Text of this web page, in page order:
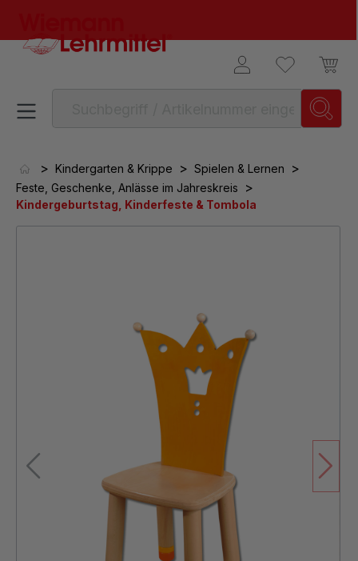
> Kindergarten & Krippe > Spielen & Lernen >
Feste, Geschenke, Anlässe im Jahreskreis >
Kindergeburtstag, Kinderfeste & Tombola